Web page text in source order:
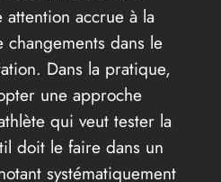
attention accrue à la
dans le
Dans la pratique,
une approche
qui veut tester la
doit le faire dans un
systématiquement